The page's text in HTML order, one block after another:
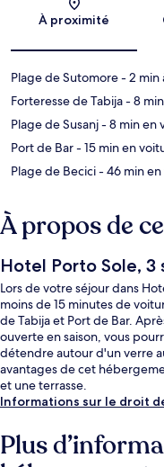
À proximité
Plage de Sutomore- 2 min
Forteresse de Tabija- 8
Plage de Susanj- 8 min en
Port de Bar- 15 min en
Plage de Becici- 46 min
À propos de
Hotel Porto Sole, 3
Lors de votre séjour dans
moins de 15 minutes de
de Tabija et Port de Bar.
ouverte en saison, vous
détendre autour d'un verre
avantages de cet
et une terrasse.
Informations sur le droit
Plus